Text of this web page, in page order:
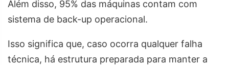
Além disso, 95% das máquinas contam com
sistema de back-up operacional.
Isso significa que, caso ocorra qualquer falha
técnica, há estrutura preparada para manter a